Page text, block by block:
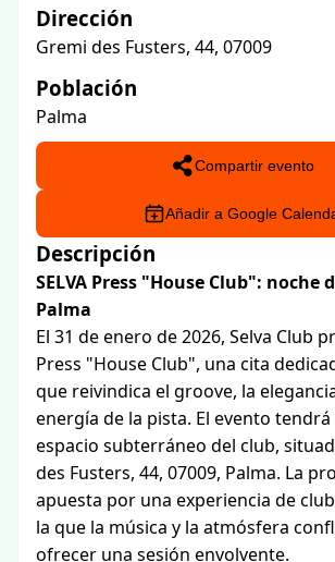
Dirección
Gremi des Fusters, 44, 07009
Población
Palma
Compartir evento
Añadir a Google
Descripción
SELVA Press "House Club": noche
Palma
El 31 de enero de 2026, Selva Club
Press "House Club", una cita
que reivindica el groove, la
energía de la pista. El evento
espacio subterráneo del club,
des Fusters, 44, 07009, Palma. La
apuesta por una experiencia de
la que la música y la atmósfera
ofrecer una sesión envolvente.